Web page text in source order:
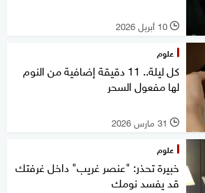
l 10 أبريل 2026
علوم
كل ليلة.. 11 دقيقة إضافية من النوم
لها مفعول السحر
l 31 مارس 2026
علوم
خبيرة تحذر: "عنصر غريب" داخل غرفتك
قد يفسد نومك